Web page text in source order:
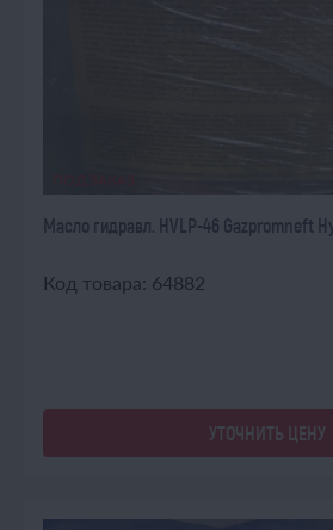
Масло гидравл. HVLP-46 Gazpromneft
Код товара: 64882
УТОЧНИТЬ ЦЕНУ